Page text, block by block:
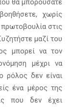
θα μπορούσατε
χωρίς
στις
μαζί του
μπορεί να τον
μέχρι να
ρόλος δεν είναι
ένα μέρος της
που δεν έχει